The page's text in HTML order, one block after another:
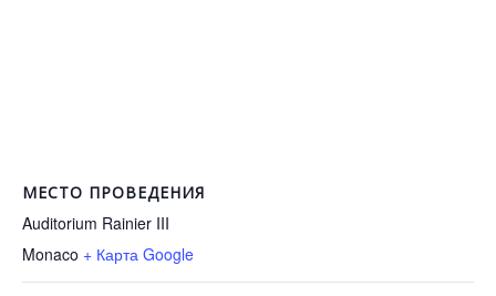
МЕСТО ПРОВЕДЕНИЯ
Auditorium Rainier III
Monaco + Карта Google